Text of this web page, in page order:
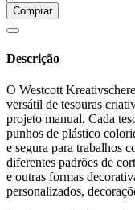
Comprar
Descrição
O Westcott
versátil de tesouras
projeto manual. Cada
punhos de plástico
e segura para trabalhos
diferentes padrões de
e outras formas
personalizados,